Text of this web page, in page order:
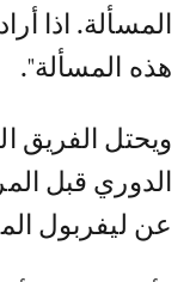
المسألة. اذا
هذه المسألة".
ويحتل الفريق
عن ليفربول